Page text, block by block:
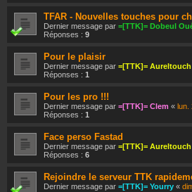
TFAR - Nouvelles touches pour
Dernier message par =[TTK]= Dobeul
Réponses : 9
Pour le plaisir
Dernier message par =[TTK]= Aureltouch
Réponses : 1
Pour les pro !!!
Dernier message par =[TTK]= Clem « lun.
Réponses : 1
Face perso Fastad
Dernier message par =[TTK]= Aureltouch
Réponses : 6
Rejoindre le serveur TTK
Dernier message par =[TTK]= Yourry «